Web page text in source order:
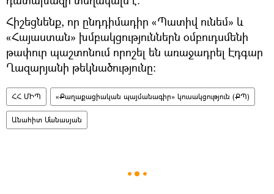
Հիշեցնենք, որ ընդդիմադիր «Պատիվ ունեմ» և
«Հայաստան» խմբակցություններն օմբուդսմենի
թափուր պաշտոնում որոշել են առաջադրել Էդգար
Ղազարյանի թեկնածությունը։
ՀՀ ՄԻՊ «Քաղաքացիական պայմանագիր» կուսակցություն (ՔՊ)
Անահիտ Մանասյան